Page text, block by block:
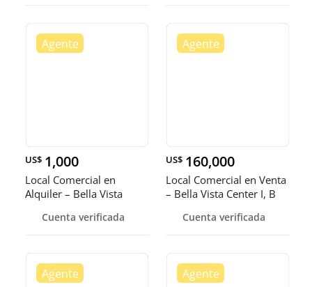
US$ 1,000
Local Comercial en
Alquiler – Bella Vista
Cuenta verificada
US$ 160,000
Local Comercial en Venta
– Bella Vista Center I, B
Cuenta verificada